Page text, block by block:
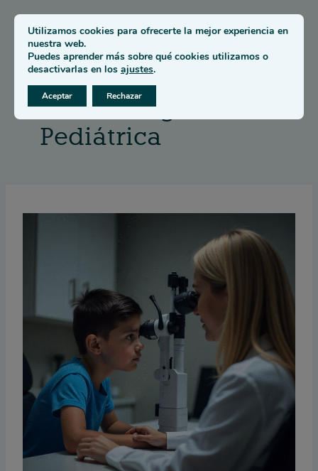
Saltar
contenido
Oftalmología
Pediátrica
Utilizamos cookies para ofrecerte la mejor experiencia en
nuestra web.
Puedes aprender más sobre qué cookies utilizamos o
desactivarlas en los ajustes.
Aceptar Rechazar